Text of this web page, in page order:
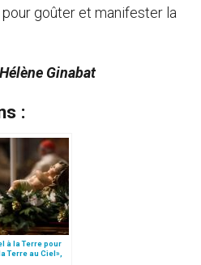
goûter et manifester la
Ginabat
:
à la Terre pour
Terre au Ciel»,